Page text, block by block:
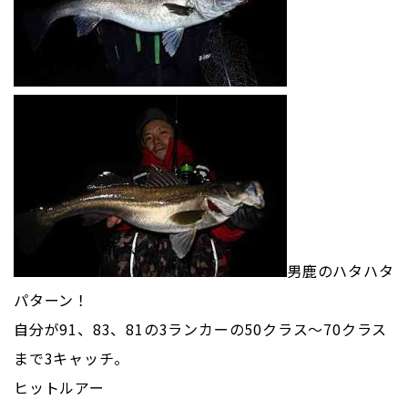
男鹿のハタハタ
パターン！
自分が91、83、81の3ランカーの50クラス～70クラス
まで3キャッチ。
ヒットルアー